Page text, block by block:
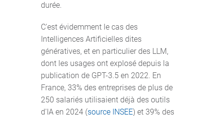
durée.
C'est évidemment le cas des
Intelligences Artificielles dites
génératives, et en particulier des LLM,
dont les usages ont explosé depuis la
publication de GPT-3.5 en 2022. En
France, 33% des entreprises de plus de
250 salariés utilisaient déjà des outils
d'IA en 2024 (source INSEE) et 39% des